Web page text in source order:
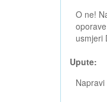
O ne!
usmjeri
Upute: